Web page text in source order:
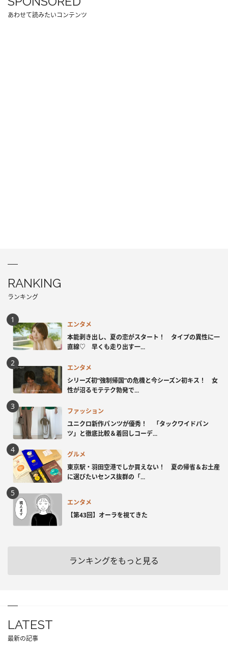
あわせて読みたいコンテンツ
RANKING
ランキング
エンタメ
本能剥き出し、夏の恋がスタート！ タイプの異性に一
直線♡ 早くも走り出す一...
エンタメ
シリーズ初“強制帰国”の危機と今シーズン初キス！ 女
性が沼るモテテク勃発で...
ファッション
ユニクロ新作パンツが優秀！ 「タックワイドパン
ツ」と徹底比較＆着回しコーデ...
グルメ
東京駅・羽田空港でしか買えない！ 夏の帰省＆お土産
に選びたいセンス抜群の「...
エンタメ
【第43回】オーラを視てきた
ランキングをもっと見る
LATEST
最新の記事